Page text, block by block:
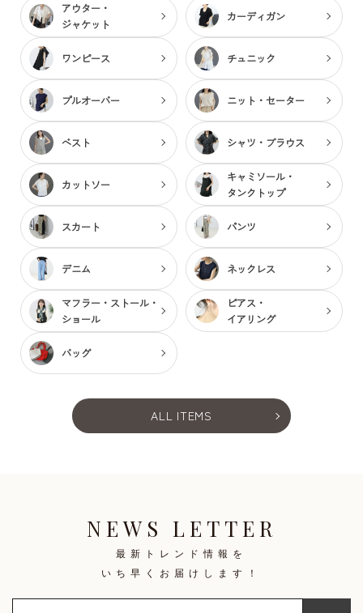
アウター・
ジャケット
カーディガン
ワンピース チュニック
プルオーバー ニット・セーター
ベスト シャツ・ブラウス
カットソー
キャミソール・
タンクトップ
スカート パンツ
デニム ネックレス
マフラー・ストール・
ショール
ピアス・
イアリング
バッグ
ALL ITEMS
NEWS LETTER
最新トレンド情報を
いち早くお届けします！